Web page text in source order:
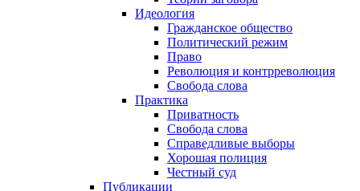
Идеология
Гражданское общество
Политический режим
Право
Революция и контрреволюция
Свобода слова
Практика
Приватность
Свобода слова
Справедливые выборы
Хорошая полиция
Честный суд
Публикации